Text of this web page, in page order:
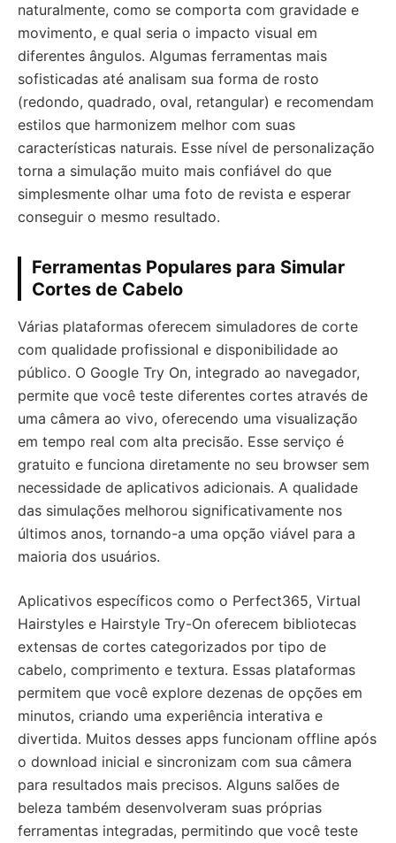
naturalmente, como se comporta com gravidade e
movimento, e qual seria o impacto visual em
diferentes ângulos. Algumas ferramentas mais
sofisticadas até analisam sua forma de rosto
(redondo, quadrado, oval, retangular) e recomendam
estilos que harmonizem melhor com suas
características naturais. Esse nível de personalização
torna a simulação muito mais confiável do que
simplesmente olhar uma foto de revista e esperar
conseguir o mesmo resultado.
Ferramentas Populares para Simular
Cortes de Cabelo
Várias plataformas oferecem simuladores de corte
com qualidade profissional e disponibilidade ao
público. O Google Try On, integrado ao navegador,
permite que você teste diferentes cortes através de
uma câmera ao vivo, oferecendo uma visualização
em tempo real com alta precisão. Esse serviço é
gratuito e funciona diretamente no seu browser sem
necessidade de aplicativos adicionais. A qualidade
das simulações melhorou significativamente nos
últimos anos, tornando-a uma opção viável para a
maioria dos usuários.
Aplicativos específicos como o Perfect365, Virtual
Hairstyles e Hairstyle Try-On oferecem bibliotecas
extensas de cortes categorizados por tipo de
cabelo, comprimento e textura. Essas plataformas
permitem que você explore dezenas de opções em
minutos, criando uma experiência interativa e
divertida. Muitos desses apps funcionam offline após
o download inicial e sincronizam com sua câmera
para resultados mais precisos. Alguns salões de
beleza também desenvolveram suas próprias
ferramentas integradas, permitindo que você teste